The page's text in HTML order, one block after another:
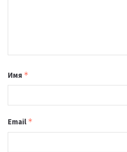
Имя *
Email *